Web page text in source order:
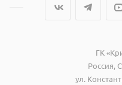
ГК
Россия,
ул.